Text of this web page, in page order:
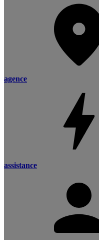
agence
assistance